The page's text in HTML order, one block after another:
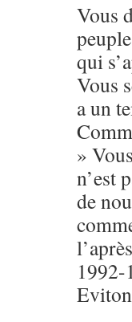
Vous
qui
Vous
a un
»
n’est
de
1992-